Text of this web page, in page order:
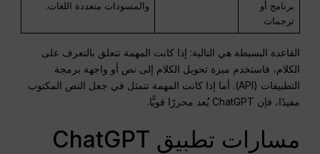
برنامج أو
ترجمات
والمسودات متعددة اللغات.
القاعدة البسيطة هي التالية: إذا كانت المهمة تتعلق بالتعرف على
الكلام، فاستخدم ميزة تحويل الكلام إلى نص أو واجهة برمجة
التطبيقات (API). أما إذا كانت المهمة تتمثل في جعل النص المكتوب
مفيدًا، فإن ChatGPT يُعد محررًا قويًّا.
مسارات تطبيق ChatGPT